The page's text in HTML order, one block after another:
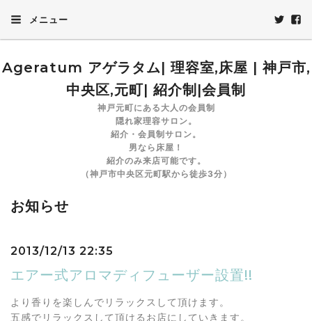
メニュー
Ageratum アゲラタム| 理容室,床屋 | 神戸市,
中央区,元町| 紹介制|会員制
神戸元町にある大人の会員制
隠れ家理容サロン。
紹介・会員制サロン。
男なら床屋！
紹介のみ来店可能です。
（神戸市中央区元町駅から徒歩3分）
お知らせ
2013/12/13 22:35
エアー式アロマディフューザー設置!!
より香りを楽しんでリラックスして頂けます。
五感でリラックスして頂けるお店にしていきます。